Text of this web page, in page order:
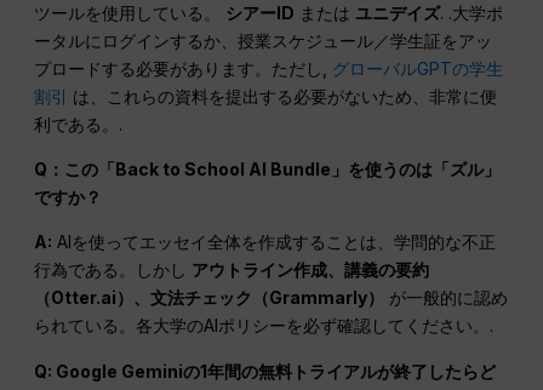
ツールを使用している。 シアーID またはユニデイズ. .大学ポ
ータルにログインするか、授業スケジュール／学生証をアッ
プロードする必要があります。ただし, グローバルGPTの学生
割引 は、これらの資料を提出する必要がないため、非常に便
利である。.
Q：この「Back to School AI Bundle」を使うのは「ズル」
ですか？
A: AIを使ってエッセイ全体を作成することは、学問的な不正
行為である。しかし アウトライン作成、講義の要約
（Otter.ai）、文法チェック（Grammarly）
が一般的に認め
られている。各大学のAIポリシーを必ず確認してください。.
Q: Google Geminiの1年間の無料トライアルが終了したらど